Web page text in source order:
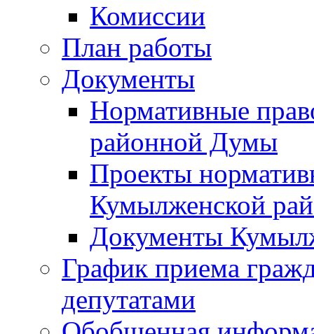
Комиссии
План работы
Документы
Нормативные
районной Думы
Проекты
Кумылженской
Документы
График приема
депутатами